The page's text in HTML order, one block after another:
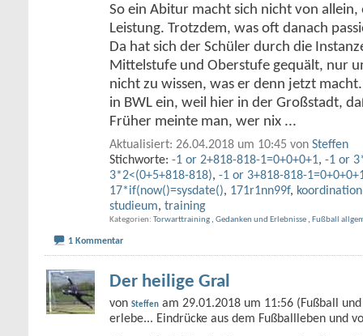
So ein Abitur macht sich nicht von allein,
Leistung. Trotzdem, was oft danach
Da hat sich der Schüler durch die
Mittelstufe und Oberstufe gequält, nur
nicht zu wissen, was er denn jetzt
in BWL ein, weil hier in der Großstadt,
Früher meinte man, wer nix ...
Aktualisiert: 26.04.2018 um 10:45 von Steffen
Stichworte: -1 or 2+818-818-1=0+0+0+1, -1 or
3*2<(0+5+818-818), -1 or 3+818-818-
17*if(now()=sysdate(), 171r1nn99f, koordination
studieum, training
Kategorien Torwarttraining , Gedanken und Erlebnisse , Fußball
1 Kommentar
Der heilige Gral
von Steffen am 29.01.2018 um 11:56 (Fußball
erlebe... Eindrücke aus dem Fußballleben und